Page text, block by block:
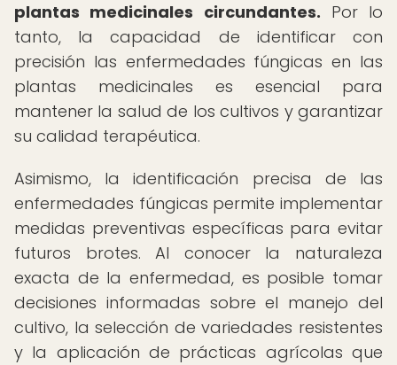
plantas medicinales circundantes. Por lo
tanto, la capacidad de identificar con
precisión las enfermedades fúngicas en las
plantas medicinales es esencial para
mantener la salud de los cultivos y garantizar
su calidad terapéutica.
Asimismo, la identificación precisa de las
enfermedades fúngicas permite implementar
medidas preventivas específicas para evitar
futuros brotes. Al conocer la naturaleza
exacta de la enfermedad, es posible tomar
decisiones informadas sobre el manejo del
cultivo, la selección de variedades resistentes
y la aplicación de prácticas agrícolas que